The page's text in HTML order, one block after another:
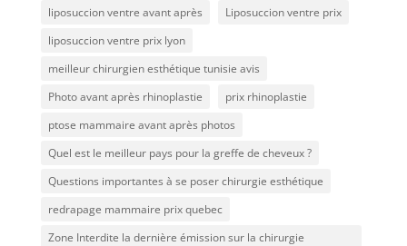
liposuccion ventre avant après
Liposuccion ventre prix
liposuccion ventre prix lyon
meilleur chirurgien esthétique tunisie avis
Photo avant après rhinoplastie
prix rhinoplastie
ptose mammaire avant après photos
Quel est le meilleur pays pour la greffe de cheveux ?
Questions importantes à se poser chirurgie esthétique
redrapage mammaire prix quebec
Zone Interdite la dernière émission sur la chirurgie